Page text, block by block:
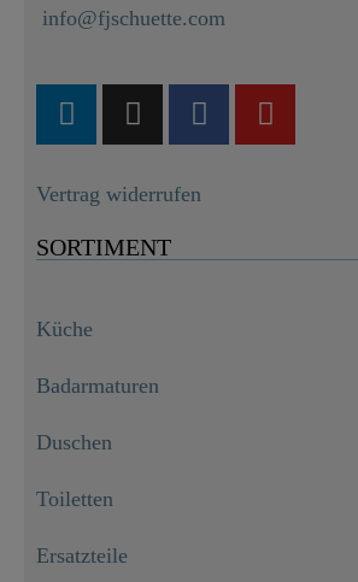
info@fjschuette.com
Vertrag widerrufen
SORTIMENT
Küche
Badarmaturen
Duschen
Toiletten
Ersatzteile